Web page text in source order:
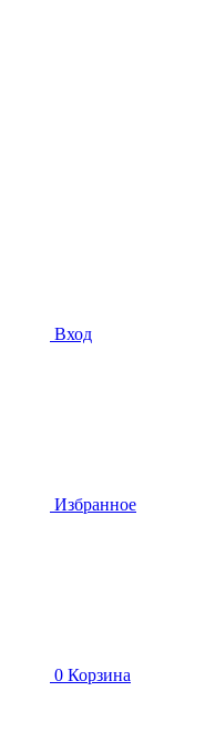
Вход
Избранное
0 Корзина